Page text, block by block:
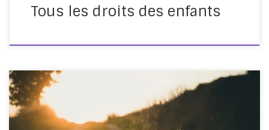
Tous les droits des enfants
Faire cesser la violence éducative ordinaire Financé par